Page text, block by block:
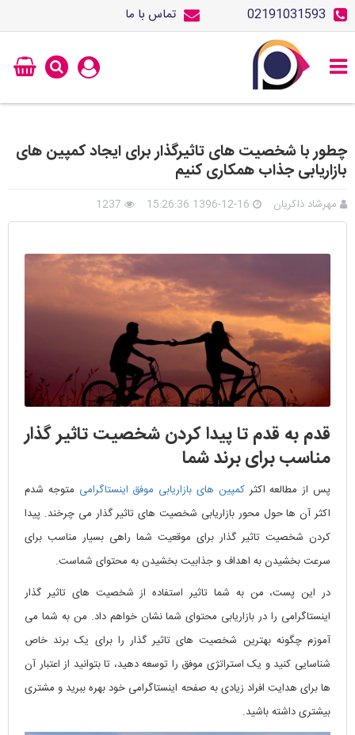
02191031593 تماس با ما
چطور با شخصیت های تاثیرگذار برای ایجاد کمپین های
بازاریابی جذاب همکاری کنیم
مهرشاد ذاکریان 1396-12-16 15:26:36
قدم به قدم تا پیدا کردن شخصیت تاثیر گذار
مناسب برای برند شما
پس از مطالعه اکثرکمپین های بازاریابی موفق اینستاگرامی متوجه شدم
اکثر آن ها حول محور بازاریابی شخصیت های تاثیر گذار می چرخند. پیدا
کردن شخصیت تاثیر گذار برای موقعیت شما راهی بسیار مناسب برای
سرعت بخشیدن به اهداف و جذابیت بخشیدن به محتوای شماست.
در این پست، من به شما تاثیر استفاده از شخصیت های تاثیر گذار
اینستاگرامی را در بازاریابی محتوای شما نشان خواهم داد. من به شما می
آموزم چگونه بهترین شخصیت های تاثیر گذار را برای یک برند خاص
شناسایی کنید و یک استراتژی موفق را توسعه دهید، تا بتوانید از اعتبار آن
ها برای هدایت افراد زیادی به صفحه اینستاگرامی خود بهره ببرید و مشتری
بیشتری داشته باشید.